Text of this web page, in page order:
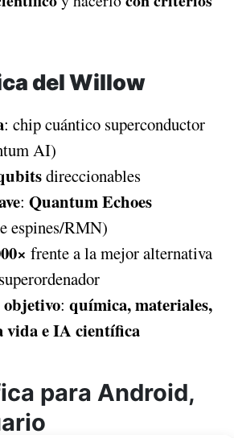
del Willow
: chip cuántico superconductor
AI)
direccionables
: Quantum Echoes
espines/RMN)
frente a la mejor alternativa
: química, materiales,
vida e IA científica
para Android,